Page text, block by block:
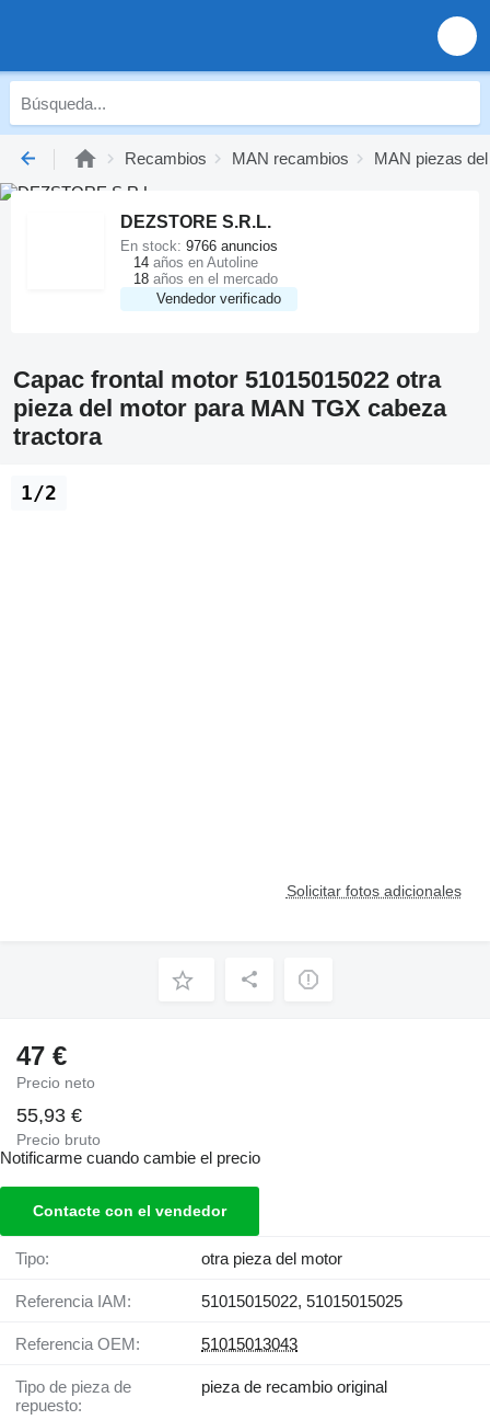
Recambios MAN recambios MAN piezas
DEZSTORE S.R.L.
Vendedor verificado
En stock: 9766 anuncios
14 años en Autoline
18 años en el mercado
Capac frontal motor 51015015022 otra
pieza del motor para MAN TGX cabeza
tractora
Solicitar fotos adicionales
1/2
47 €
Precio neto
55,93 €
Precio bruto
Notificarme cuando cambie el precio
Contacte con el vendedor
Tipo: otra pieza del motor
Referencia IAM: 51015015022, 51015015025
Referencia OEM: 51015013043
Tipo de pieza de
repuesto:
pieza de recambio original